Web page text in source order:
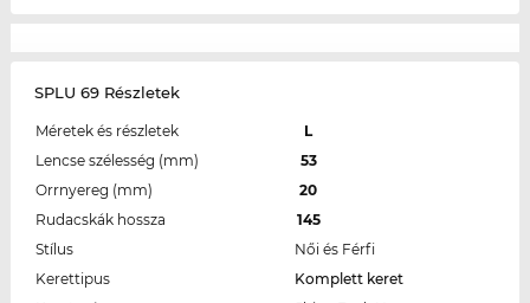
SPLU 69 Részletek
Méretek és részletek
L
Lencse szélesség (mm)
53
Orrnyereg (mm)
20
Rudacskák hossza
145
Stílus
Női és Férfi
Kerettipus
Komplett keret